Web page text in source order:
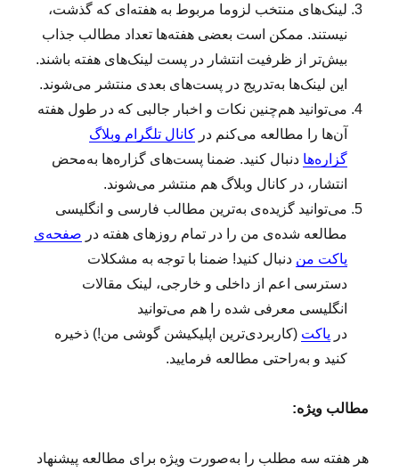
ت
ن
ر
م
س
ب
ق
ه‌
ی
ک
ه
و
!
لینک‌‌های منتخب لزوما مربوط به هفته‌ای که گذشت،
نیستند. ممکن است بعضی هفته‌ها تعداد مطالب جذاب
بیش‌تر از ظرفیت انتشار در پست لینک‌های هفته باشند.
این لینک‌ها به‌تدریج در پست‌های بعدی منتشر می‌شوند.
می‌توانید هم‌چنین نکات و اخبار جالبی که در طول هفته
آن‌ها را مطالعه می‌کنم درکانال تلگرام وبلاگ
گزاره‌ها دنبال کنید. ضمنا پست‌های گزاره‌ها به‌محض
انتشار، در کانال وبلاگ هم منتشر می‌شوند.
می‌توانید گزیده‌ی به‌ترین مطالب فارسی و انگلیسی
مطالعه‌ شده‌ی من را در تمام روزهای هفته در صفحه‌ی
پاکت من دنبال کنید! ضمنا با توجه به مشکلات
دسترسی اعم از داخلی و خارجی، لینک مقالات
انگلیسی معرفی شده را هم می‌توانید
در پاکت (کاربردی‌ترین اپلیکیشن گوشی من!) ذخیره
کنید و به‌راحتی مطالعه فرمایید.
مطالب ویژه:
هر هفته سه مطلب را به‌صورت ویژه برای مطالعه پیشنهاد